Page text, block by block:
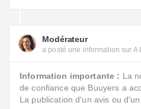
Modérateur
a posté une information sur A
Information importante : La
de confiance que Buuyers a
La publication d'un avis ou